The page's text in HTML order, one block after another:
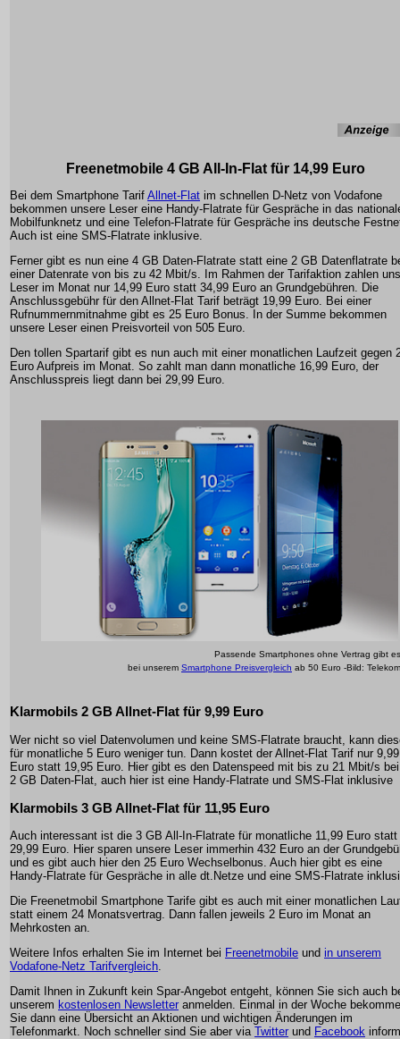
Freenetmobile 4 GB All-In-Flat für 14,99 Euro
Bei dem Smartphone Tarif Allnet-Flat im schnellen D-Netz von Vodafone
bekommen unsere Leser eine Handy-Flatrate für Gespräche in das
Mobilfunknetz und eine Telefon-Flatrate für Gespräche ins deutsche
Auch ist eine SMS-Flatrate inklusive.
Ferner gibt es nun eine 4 GB Daten-Flatrate statt eine 2 GB Datenflatrate
einer Datenrate von bis zu 42 Mbit/s. Im Rahmen der Tarifaktion zahlen
Leser im Monat nur 14,99 Euro statt 34,99 Euro an Grundgebühren. Die
Anschlussgebühr für den Allnet-Flat Tarif beträgt 19,99 Euro. Bei einer
Rufnummernmitnahme gibt es 25 Euro Bonus. In der Summe bekommen
unsere Leser einen Preisvorteil von 505 Euro.
Den tollen Spartarif gibt es nun auch mit einer monatlichen Laufzeit gegen
Euro Aufpreis im Monat. So zahlt man dann monatliche 16,99 Euro, der
Anschlusspreis liegt dann bei 29,99 Euro.
Passende Smartphones ohne Vertrag gibt es
bei unserem Smartphone Preisvergleich ab 50 Euro -Bild: Telekom
Klarmobils 2 GB Allnet-Flat für 9,99 Euro
Wer nicht so viel Datenvolumen und keine SMS-Flatrate braucht, kann
für monatliche 5 Euro weniger tun. Dann kostet der Allnet-Flat Tarif nur 9,99
Euro statt 19,95 Euro. Hier gibt es den Datenspeed mit bis zu 21 Mbit/s
2 GB Daten-Flat, auch hier ist eine Handy-Flatrate und SMS-Flat inklusive
Klarmobils 3 GB Allnet-Flat für 11,95 Euro
Auch interessant ist die 3 GB All-In-Flatrate für monatliche 11,99 Euro statt
29,99 Euro. Hier sparen unsere Leser immerhin 432 Euro an der
und es gibt auch hier den 25 Euro Wechselbonus. Auch hier gibt es eine
Handy-Flatrate für Gespräche in alle dt.Netze und eine SMS-Flatrate
Die Freenetmobil Smartphone Tarife gibt es auch mit einer monatlichen
statt einem 24 Monatsvertrag. Dann fallen jeweils 2 Euro im Monat an
Mehrkosten an.
Weitere Infos erhalten Sie im Internet bei Freenetmobile und in unserem
Vodafone-Netz Tarifvergleich
Damit Ihnen in Zukunft kein Spar-Angebot entgeht, können Sie sich auch
unserem kostenlosen Newsletter anmelden. Einmal in der Woche
Sie dann eine Übersicht an Aktionen und wichtigen Änderungen im
Telefonmarkt. Noch schneller sind Sie aber via Twitter und Facebook